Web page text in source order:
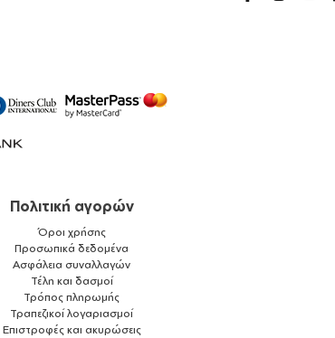
Πολιτική αγορών
Όροι χρήσης
Προσωπικά δεδομένα
Ασφάλεια συναλλαγών
Τέλη και δασμοί
Τρόπος πληρωμής
Τραπεζικοί λογαριασμοί
Επιστροφές και ακυρώσεις